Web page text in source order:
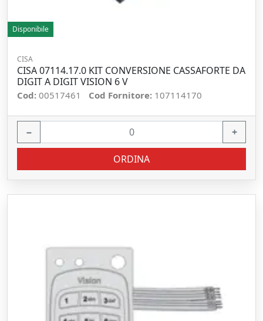
Disponibile
CISA
CISA 07114.17.0 KIT CONVERSIONE CASSAFORTE DA
DIGIT A DIGIT VISION 6 V
Cod: 00517461 Cod Fornitore: 107114170
− +
ORDINA